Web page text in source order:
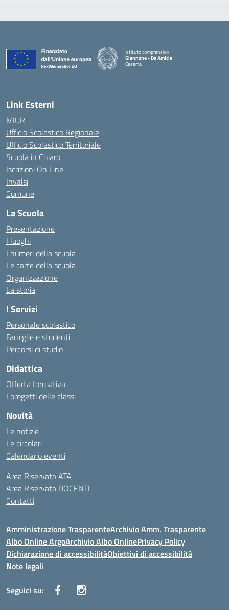
Istituto comprensivo
Giannone - De Amicis
Caserta
Link Esterni
MIUR
Ufficio Scolastico Regionale
Ufficio Scolastico Territoriale
Scuola in Chiaro
Iscrizioni On Line
Invalsi
Comune
La Scuola
Presentazione
I luoghi
I numeri della scuola
Le carte della scuola
Organizzazione
La storia
I Servizi
Personale scolastico
Famiglie e studenti
Percorsi di studio
Didattica
Offerta formativa
I progetti delle classi
Novità
Le notizie
Le circolari
Calendario eventi
Area Riservata ATA
Area Riservata DOCENTI
Contatti
Amministrazione TrasparenteArchivio Amm. Trasparente
Albo Online ArgoArchivio Albo OnlinePrivacy Policy
Dichiarazione di accessibilitàObiettivi di accessibilità
Note legali
Seguici su: